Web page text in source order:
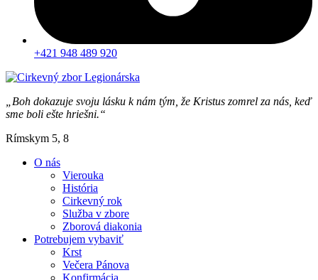
+421 948 489 920
„Boh dokazuje svoju lásku k nám tým, že Kristus zomrel za nás, keď
sme boli ešte hriešni.“
Rímskym 5, 8
O nás
Vierouka
História
Cirkevný rok
Služba v zbore
Zborová diakonia
Potrebujem vybaviť
Krst
Večera Pánova